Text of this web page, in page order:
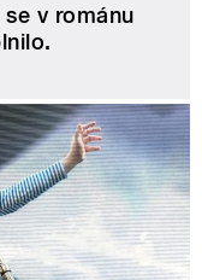
v románu